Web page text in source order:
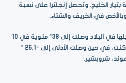
بتيار الخليج. وتحصل إنجلترا على نسبة
في الخريف والشتاء.
أعلى درجات الحرارة التي تمّ تسجيلها في البلاد وصلت إلى 38° مئوية في 10
أغسطس 2003، في بروجديل في كنت، في حين وصلت الأدنى إلى -26.1 °